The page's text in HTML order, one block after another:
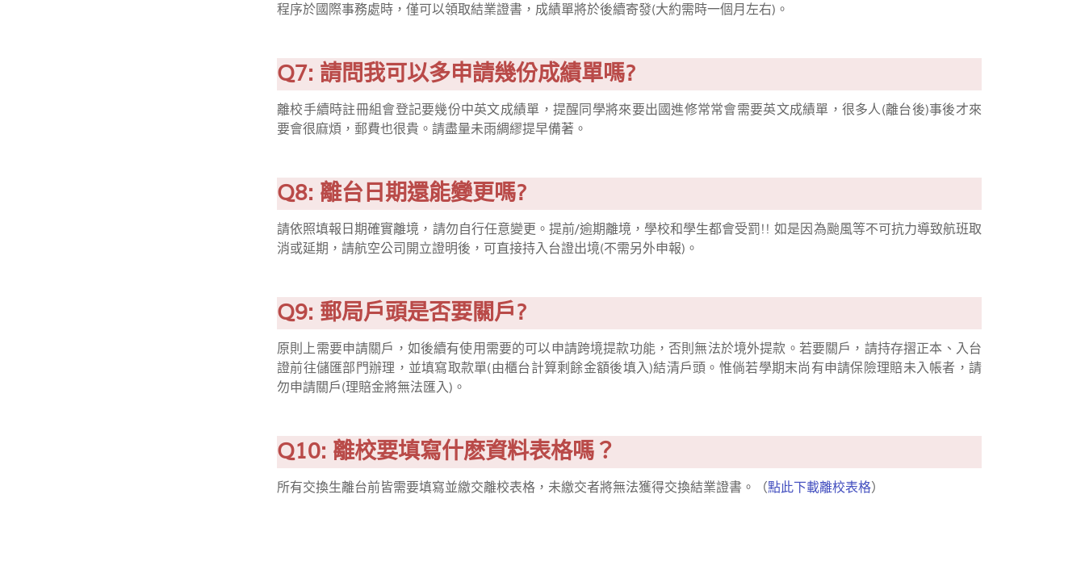
程序於國際事務處時，僅可以領取結業證書，成績單將於後續寄發(大約需時一個月左右)。
Q7: 請問我可以多申請幾份成績單嗎?
離校手續時註冊組會登記要幾份中英文成績單，提醒同學將來要出國進修常常會需要英文成績單，很多人(離台後)事後才來
要會很麻煩，郵費也很貴。請盡量未雨綢繆提早備著。
Q8: 離台日期還能變更嗎?
請依照填報日期確實離境，請勿自行任意變更。提前/逾期離境，學校和學生都會受罰!! 如是因為颱風等不可抗力導致航班取
消或延期，請航空公司開立證明後，可直接持入台證出境(不需另外申報)。
Q9: 郵局戶頭是否要關戶?
原則上需要申請關戶，如後續有使用需要的可以申請跨境提款功能，否則無法於境外提款。若要關戶，請持存摺正本、入台
證前往儲匯部門辦理，並填寫取款單(由櫃台計算剩餘金額後填入)結清戶頭。惟倘若學期末尚有申請保險理賠未入帳者，請
勿申請關戶(理賠金將無法匯入)。
Q10: 離校要填寫什麽資料表格嗎？
所有交換生離台前皆需要填寫並繳交離校表格，未繳交者將無法獲得交換結業證書。（點此下載離校表格）